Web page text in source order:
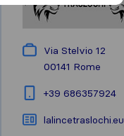
Via Stelvio 12
00141 Rome
+39 686357924
lalincetraslochi.eu